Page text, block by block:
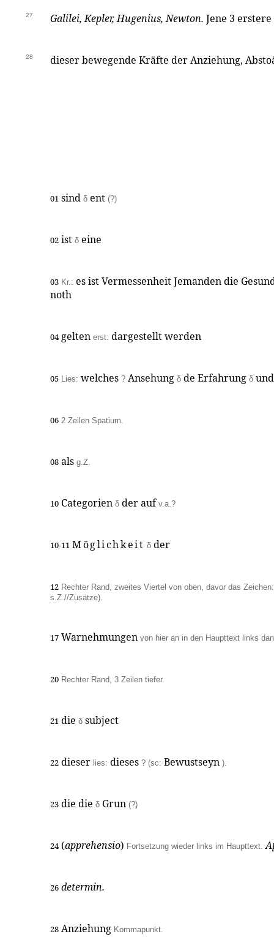
27 Galilei, Kepler, Hugenius, Newton. Jene 3
28 dieser bewegende Kräfte der Anziehung,
01 sind δ ent (?)
02 ist δ eine
03 Kr.: es ist Vermessenheit Jemanden die
noth
04 gelten erst: dargestellt werden
05 Lies: welches ? Ansehung δ de Erfahrung δ
06 2 Zeilen Spatium.
08 als g.Z.
10 Categorien δ der auf v.a.?
10-11 Möglichkeit δ der
12 Rechter Rand, zweites Viertel von oben, davor das Zeichen:
s.Z.//Zusätze).
17 Warnehmungen von hier an in den Haupttext links
20 Rechter Rand, 3 Zeilen tiefer.
21 die δ subject
22 dieser lies: dieses ? (sc: Bewustseyn ).
23 die die δ Grun (?)
24 (apprehensio) Fortsetzung wieder links im Haupttext.
26 determin.
28 Anziehung Kommapunkt.